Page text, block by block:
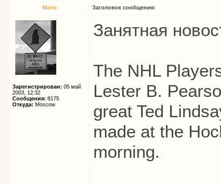
Mario Заголовок сообщения:
Зарегистрирован: 05 май
2003, 12:32
Сообщения: 8175
Откуда: Moscow
Занятная
The NHL
Lester B.
great Ted
made at the
morning.